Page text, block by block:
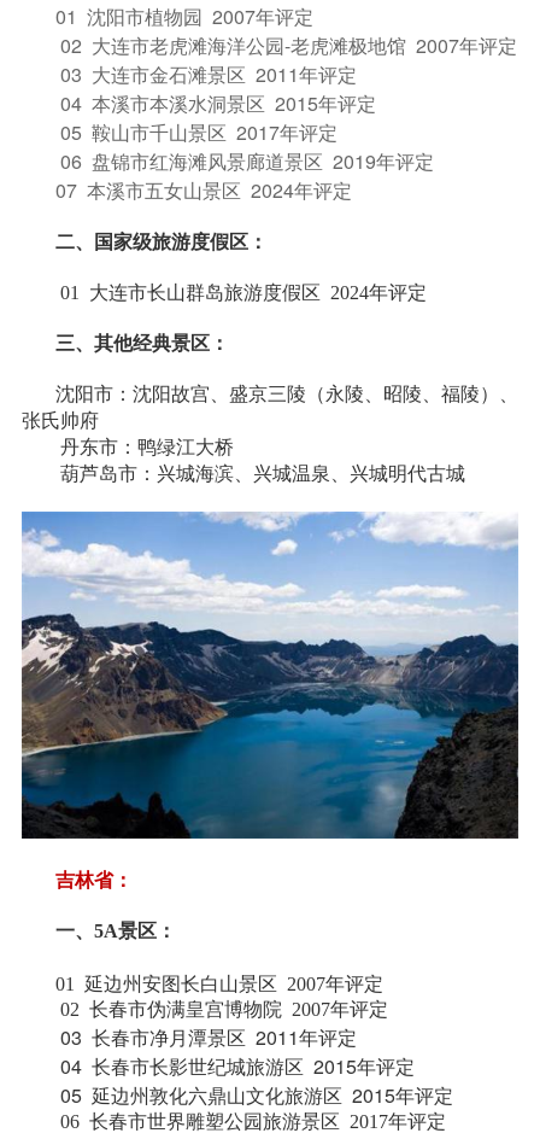
01 沈阳市植物园 2007年评定
02 大连市老虎滩海洋公园-老虎滩极地馆 2007年评定
03 大连市金石滩景区 2011年评定
04 本溪市本溪水洞景区 2015年评定
05 鞍山市千山景区 2017年评定
06 盘锦市红海滩风景廊道景区 2019年评定
07 本溪市五女山景区 2024年评定
二、 国家级旅游度假区：
01 大连市长山群岛旅游度假区 2024年评定
三、其他经典景区：
沈阳市：沈阳故宫、盛京三陵（永陵、昭陵、福陵）、
张氏帅府
丹东市：鸭绿江大桥
葫芦岛市：兴城海滨、兴城温泉、兴城明代古城
吉林省：
一、5A景区：
01 延边州安图长白山景区 2007年评定
02 长春市伪满皇宫博物院 2007年评定
03 长春市净月潭景区 2011年评定
04 长春市长影世纪城旅游区 2015年评定
05 延边州敦化六鼎山文化旅游区 2015年评定
06 长春市世界雕塑公园旅游景区 2017年评定